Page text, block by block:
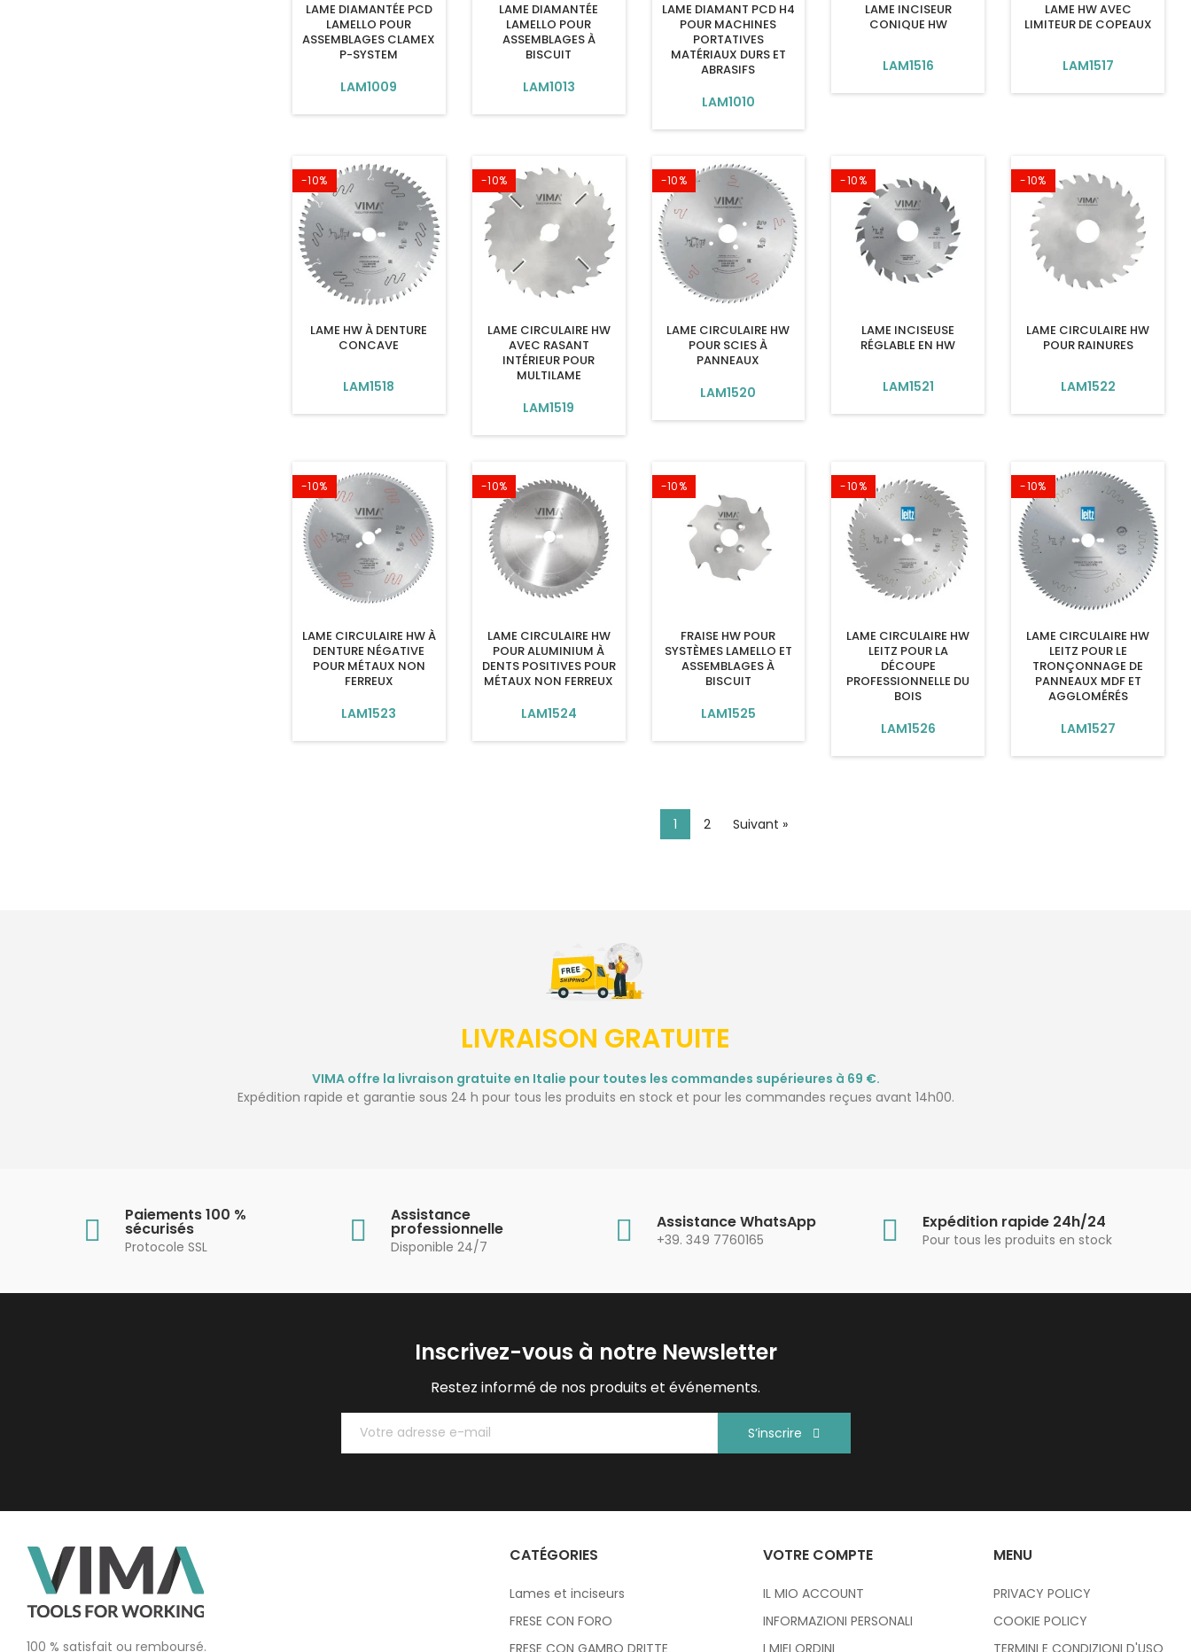
LAME DIAMANTÉE PCD
LAMELLO POUR
ASSEMBLAGES CLAMEX
P-SYSTEM
LAM1009
LAME DIAMANTÉE
LAMELLO POUR
ASSEMBLAGES À
BISCUIT
LAM1013
LAME DIAMANT PCD H4
POUR MACHINES
PORTATIVES
MATÉRIAUX DURS ET
ABRASIFS
LAM1010
LAME INCISEUR
CONIQUE HW
LAM1516
LAME HW AVEC
LIMITEUR DE COPEAUX
LAM1517
-10%
LAME HW À DENTURE
CONCAVE
LAM1518
-10%
LAME CIRCULAIRE HW
AVEC RASANT
INTÉRIEUR POUR
MULTILAME
LAM1519
-10%
LAME CIRCULAIRE HW
POUR SCIES À
PANNEAUX
LAM1520
-10%
LAME INCISEUSE
RÉGLABLE EN HW
LAM1521
-10%
LAME CIRCULAIRE HW
POUR RAINURES
LAM1522
-10%
LAME CIRCULAIRE HW À
DENTURE NÉGATIVE
POUR MÉTAUX NON
FERREUX
LAM1523
-10%
LAME CIRCULAIRE HW
POUR ALUMINIUM À
DENTS POSITIVES POUR
MÉTAUX NON FERREUX
LAM1524
-10%
FRAISE HW POUR
SYSTÈMES LAMELLO ET
ASSEMBLAGES À
BISCUIT
LAM1525
-10%
LAME CIRCULAIRE HW
LEITZ POUR LA
DÉCOUPE
PROFESSIONNELLE DU
BOIS
LAM1526
-10%
LAME CIRCULAIRE HW
LEITZ POUR LE
TRONÇONNAGE DE
PANNEAUX MDF ET
AGGLOMÉRÉS
LAM1527
1 2 Suivant »
LIVRAISON GRATUITE
VIMA offre la livraison gratuite en Italie pour toutes les commandes supérieures à 69 €.
Expédition rapide et garantie sous 24 h pour tous les produits en stock et pour les commandes reçues avant 14h00.
Paiements 100 %
sécurisés
Protocole SSL
Assistance
professionnelle
Disponible 24/7
Assistance WhatsApp
+39. 349 7760165
Expédition rapide 24h/24
Pour tous les produits en stock
Inscrivez-vous à notre Newsletter
Restez informé de nos produits et événements.
S’inscrire
100 % satisfait ou remboursé.
CATÉGORIES
Lames et inciseurs
FRESE CON FORO
FRESE CON GAMBO DRITTE
VOTRE COMPTE
IL MIO ACCOUNT
INFORMAZIONI PERSONALI
I MIEI ORDINI
MENU
PRIVACY POLICY
COOKIE POLICY
TERMINI E CONDIZIONI D'USO